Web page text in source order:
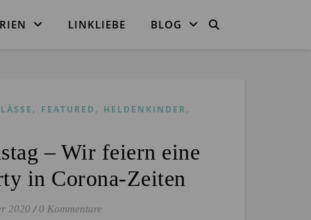
LINKLIEBE BLOG
, FEATURED , HELDENKINDER,
– Wir feiern eine
in Corona-Zeiten
2020 / 0 Kommentare